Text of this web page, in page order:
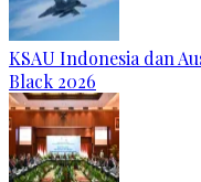
KSAU Indonesia dan
Black 2026